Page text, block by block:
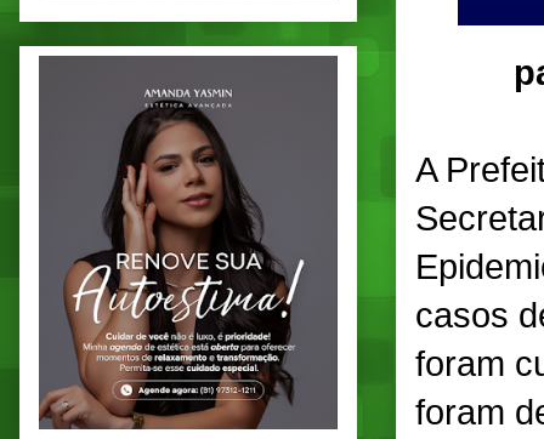
A
casos
foram
foram